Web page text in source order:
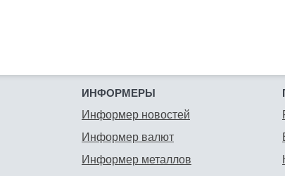
ИНФОРМЕРЫ
Информер новостей
Информер валют
Информер металлов